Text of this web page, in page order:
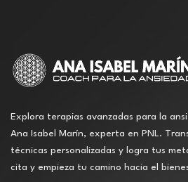
Explora terapias avanzadas para la
Ana Isabel Marín, experta en PNL.
técnicas personalizadas y logra tus
cita y empieza tu camino hacia el